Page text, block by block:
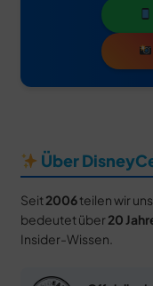
Über
Seit 2006teilen wir
bedeutet über 20
Insider-Wissen.